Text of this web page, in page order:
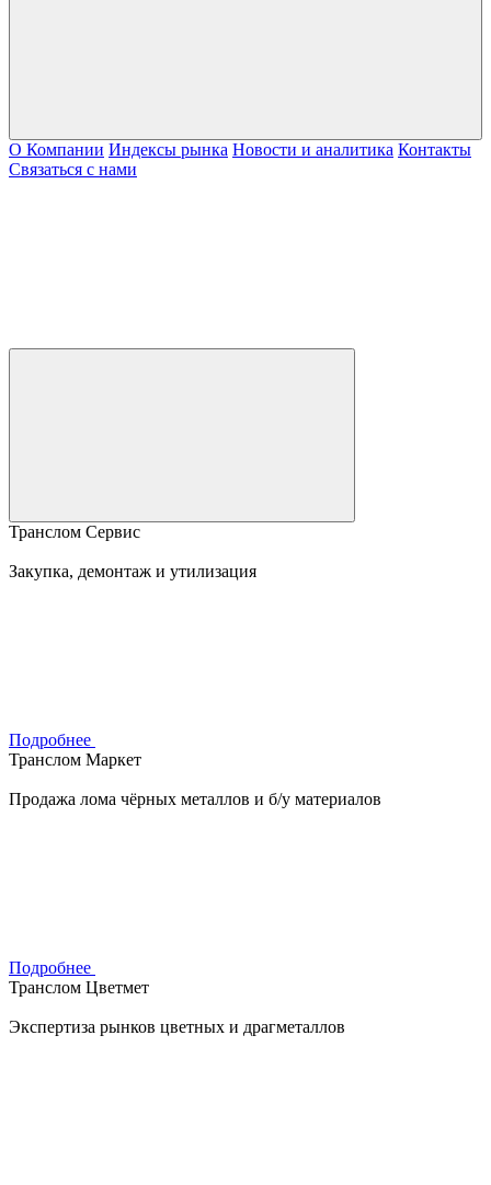
О Компании Индексы рынка Новости и аналитика Контакты
Связаться с нами
Транслом Сервис
Закупка, демонтаж и утилизация
Подробнее
Транслом Маркет
Продажа лома чёрных металлов и б/у материалов
Подробнее
Транслом Цветмет
Экспертиза рынков цветных и драгметаллов